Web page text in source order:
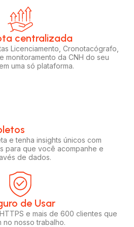
centralizada​
Licenciamento, Cronotacógrafo,
monitoramento da CNH do seu
uma só plataforma.
e tenha insights únicos com
para que você acompanhe e
de dados.
de Usar​
e mais de 600 clientes que
no nosso trabalho.